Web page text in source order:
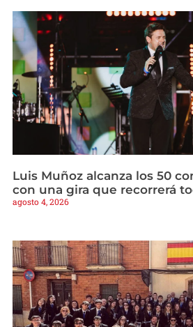
Luis Muñoz alcanza los 50
con una gira que recorrerá
agosto 4, 2026